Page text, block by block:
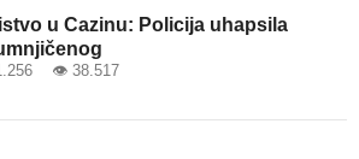
u Cazinu: Policija uhapsila
👁 38.517